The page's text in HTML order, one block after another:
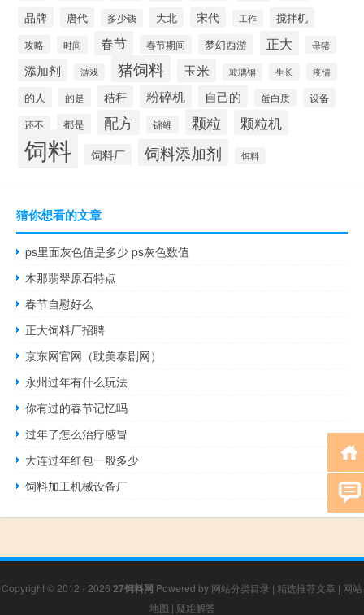
品牌 唐代 多少钱 大北 宋代 工作 搅拌机
攻略 时间 春节 春节期间 梦幻西游 正大 母猪
添加剂 游戏 猪饲料 玉米 玻璃钢 生长 疫情
的人 的是 秸秆 粉碎机 自己的 蛋白质 设备
还不 都是 配方 锦鲤 颗粒 颗粒机
饲料 饲料厂 饲料添加剂 饵料
猜你想看的文章
ps里面灰色值是多少 ps灰色数值
木那翡翠原石特点
春节自慰好么
正大饲料厂招聘
京东网官网（耽美泰剧网）
永州过年有什么玩法
你有过的春节记忆吗
过年了怎么治疗感冒
大连过年红包一般多少
饲料加工机械设备厂
Copyright © 2012 - 2026 27饲料网 Powered by 网站分类目录 | 精选推荐文章 | 网站
地图 | 疑难解答